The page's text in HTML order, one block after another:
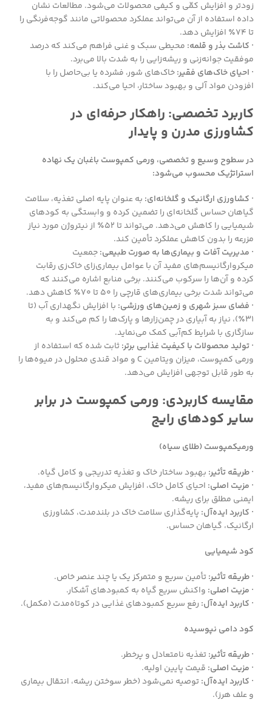
زودتر و افزایش کمّی و کیفی محصولات می‌شود. مطالعات نشان
داده استفاده از آن می‌تواند عملکرد محصولاتی مانند گوجه‌فرنگی را
تا ۷۴٪ افزایش دهد.
· کاشت بذر و قلمه: محیطی سبک و غنی فراهم می‌کند که درصد
موفقیت جوانه‌زنی و ریشه‌زایی را به شدت بالا می‌برد.
· احیای خاک‌های فقیر:خاک‌های شور، فشرده یا بی‌حاصل را با
افزودن مواد آلی و بهبود ساختار، احیا می‌کند.
کاربرد تخصصی: راهکار حرفه‌ای در
کشاورزی مدرن و پایدار
در سطوح وسیع و تخصصی، ورمی کمپوست باغبان یک نهاده
استراتژیک محسوب می‌شود:
· کشاورزی ارگانیک و گلخانه‌ای: به عنوان پایه اصلی تغذیه، سلامت
گیاهان حساس گلخانه‌ای را تضمین کرده و وابستگی به کودهای
شیمیایی را کاهش می‌دهد. می‌تواند تا ۵۲٪ از نیتروژن مورد نیاز
مزرعه را بدون کاهش عملکرد تأمین کند.
· مدیریت آفات و بیماری‌ها به صورت طبیعی:جمعیت
میکروارگانیسم‌های مفید آن با عوامل بیماری‌زای خاک‌زی رقابت
کرده و آن‌ها را سرکوب می‌کنند. برخی منابع اشاره می‌کنند که
می‌تواند شدت برخی بیماری‌های قارچی را ۵۰ تا ۷۰٪ کاهش دهد.
· فضای سبز شهری و زمین‌های ورزشی: با افزایش نگهداری آب (تا
۳۱٪)، نیاز به آبیاری در چمن‌زارها و پارک‌ها را کم می‌کند و به
سازگاری با شرایط کم‌آبی کمک می‌نماید.
· تولید محصولات با کیفیت غذایی برتر:ثابت شده که استفاده از
ورمی کمپوست، میزان ویتامین C و مواد قندی محلول در میوه‌ها را
به طور قابل توجهی افزایش می‌دهد.
مقایسه کاربردی: ورمی کمپوست در برابر
سایر کودهای رایج
ورمیکمپوست (طلای سیاه)
· طریقه تأثیر: بهبود ساختار خاک و تغذیه تدریجی و کامل گیاه.
· مزیت اصلی: احیای کامل خاک، افزایش میکروارگانیسم‌های مفید،
ایمنی مطلق برای ریشه.
· کاربرد ایده‌آل: پایه‌گذاری سلامت خاک در بلندمدت، کشاورزی
ارگانیک، گیاهان حساس.
کود شیمیایی
· طریقه تأثیر:تأمین سریع و متمرکز یک یا چند عنصر خاص.
· مزیت اصلی: واکنش سریع گیاه به کمبودهای آشکار.
· کاربرد ایده‌آل: رفع سریع کمبودهای غذایی در کوتاه‌مدت (مکمل).
کود دامی نپوسیده
· طریقه تأثیر:تغذیه نامتعادل و پرخطر.
· مزیت اصلی: قیمت پایین اولیه.
· کاربرد ایده‌آل:توصیه نمی‌شود (خطر سوختن ریشه، انتقال بیماری
و علف هرز).